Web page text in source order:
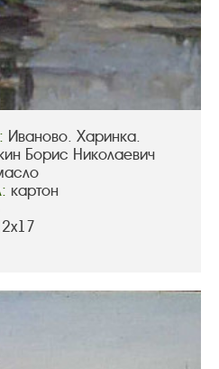
Иваново. Харинка.
Борис Николаевич
картон